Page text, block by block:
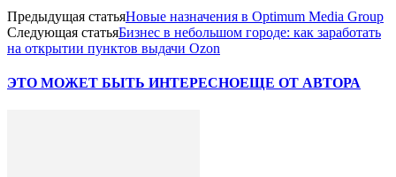
Предыдущая статьяНовые назначения в Optimum Media Group
Следующая статьяБизнес в небольшом городе: как заработать
на открытии пунктов выдачи Ozon
ЭТО МОЖЕТ БЫТЬ ИНТЕРЕСНОЕЩЕ ОТ АВТОРА